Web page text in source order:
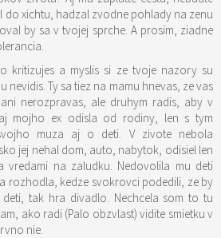
do xichtu, hadzal zvodne pohlady na zenu
by sa v tvojej sprche. A prosim, ziadne
kritizujes a myslis si ze tvoje nazory su
nevidis. Ty sa tiez na mamu hnevas, ze vas
nerozpravas, ale druhym radis, aby v
mojho ex odisla od rodiny, len s tym
muza aj o deti. V zivote nebola
jej nehal dom, auto, nabytok, odisiel len
zaludku. Nedovolila mu deti
rozhodla, kedze svokrovci podedili, ze by
tak hra divadlo. Nechcela som to tu
ako radi (Palo obzvlast) vidite smietku v
nie.